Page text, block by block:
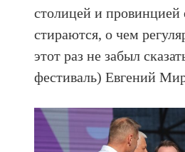
столицей и провинцией
стираются, о чем
этот раз не забыл
фестиваль) Евгений